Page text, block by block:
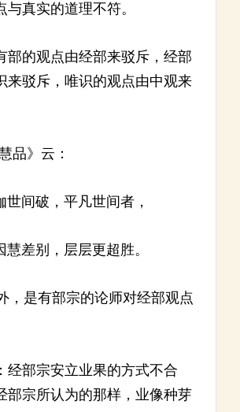
与真实的道理不符。
部的观点由经部来驳斥，经部
来驳斥，唯识的观点由中观来
品》云：
世间破，平凡世间者，
慧差别，层层更超胜。
是有部宗的论师对经部观点
经部宗安立业果的方式不合
部宗所认为的那样，业像种芽